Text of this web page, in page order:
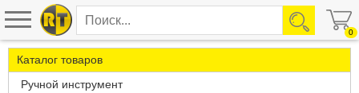
0
Каталог товаров
Ручной инструмент